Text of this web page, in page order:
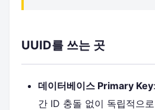
UUID를 쓰는 곳
데이터베이스 Primary Key
간 ID 충돌 없이 독립적으